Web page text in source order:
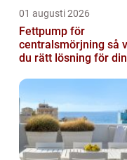
01 augusti 2026
Fettpump för
centralsmörjning så väljer
du rätt lösning för din